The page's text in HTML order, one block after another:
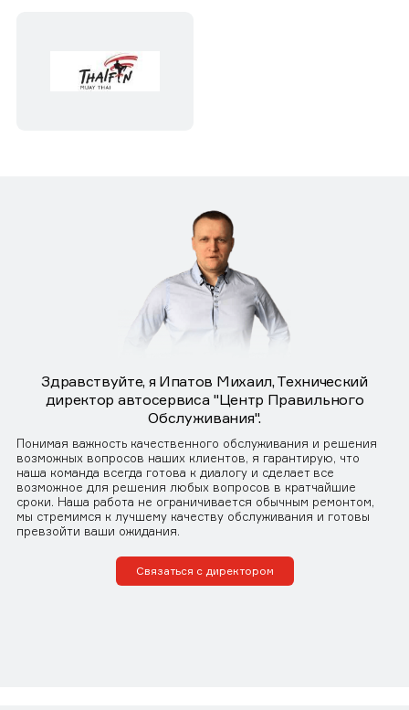
Здравствуйте, я Ипатов Михаил, Технический
директор автосервиса "Центр Правильного
Обслуживания".
Понимая важность качественного обслуживания и решения
возможных вопросов наших клиентов, я гарантирую, что
наша команда всегда готова к диалогу и сделает все
возможное для решения любых вопросов в кратчайшие
сроки. Наша работа не ограничивается обычным ремонтом,
мы стремимся к лучшему качеству обслуживания и готовы
превзойти ваши ожидания.
Связаться с директором